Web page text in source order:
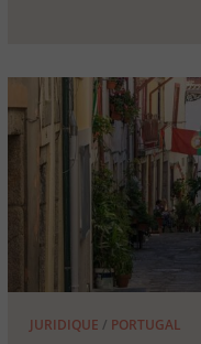
JURIDIQUE / PORTUGAL